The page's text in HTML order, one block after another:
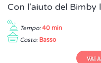
Con l'aiuto del Bimby
Tempo: 40 min
Costo: Basso
VAI